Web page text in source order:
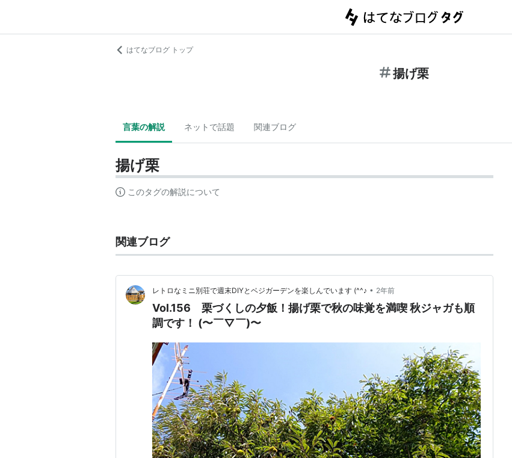
はてなブログ トップ
揚げ栗
言葉の解説 ネットで話題 関連ブログ
揚げ栗
このタグの解説について
関連ブログ
レトロなミニ別荘で週末DIYとベジガーデンを楽しんでいます (^^♪ • 2年前
Vol.156 栗づくしの夕飯！揚げ栗で秋の味覚を満喫 秋ジャガも順
調です！ (〜￣▽￣)〜